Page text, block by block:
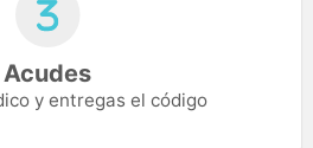
Acudes
y entregas el código